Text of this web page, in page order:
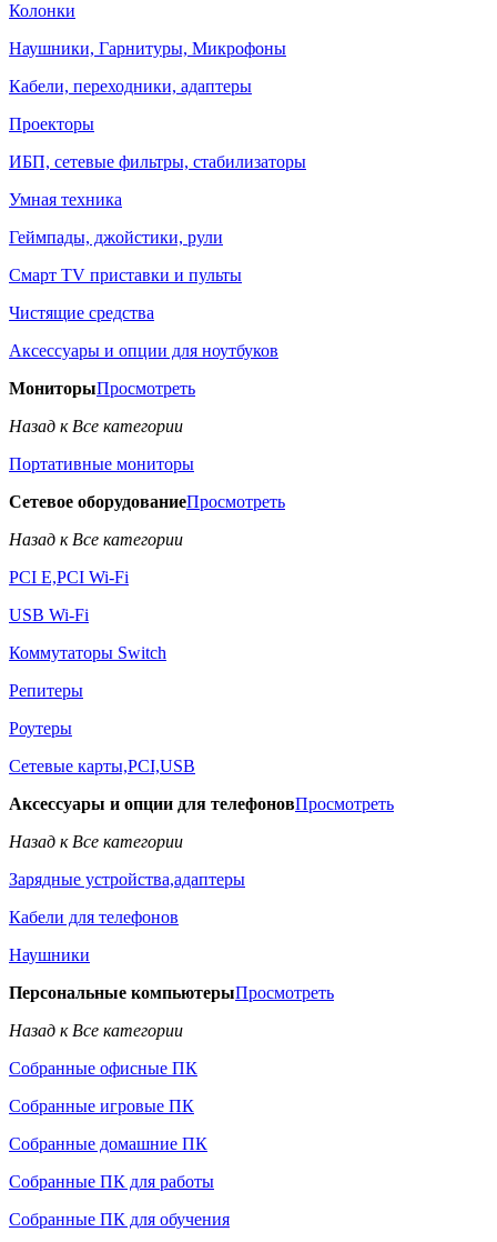
Колонки
Наушники, Гарнитуры, Микрофоны
Кабели, переходники, адаптеры
Проекторы
ИБП, сетевые фильтры, стабилизаторы
Умная техника
Геймпады, джойстики, рули
Смарт TV приставки и пульты
Чистящие средства
Аксессуары и опции для ноутбуков
МониторыПросмотреть
Назад к Все категории
Портативные мониторы
Сетевое оборудованиеПросмотреть
Назад к Все категории
PCI E,PCI Wi-Fi
USB Wi-Fi
Коммутаторы Switch
Репитеры
Роутеры
Сетевые карты,PCI,USB
Аксессуары и опции для телефоновПросмотреть
Назад к Все категории
Зарядные устройства,адаптеры
Кабели для телефонов
Наушники
Персональные компьютерыПросмотреть
Назад к Все категории
Собранные офисные ПК
Собранные игровые ПК
Собранные домашние ПК
Собранные ПК для работы
Собранные ПК для обучения